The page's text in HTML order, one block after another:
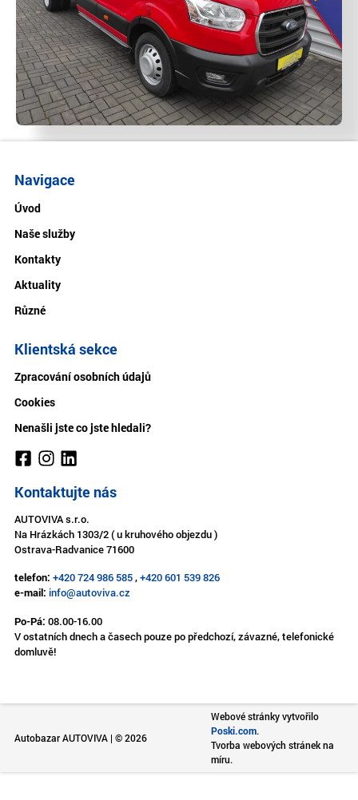
Navigace
Úvod
Naše služby
Kontakty
Aktuality
Různé
Klientská sekce
Zpracování osobních údajů
Cookies
Nenašli jste co jste hledali?
Kontaktujte nás
AUTOVIVA s.r.o.
Na Hrázkách 1303/2 ( u kruhového objezdu )
Ostrava-Radvanice 71600
telefon: +420 724 986 585,+420 601 539 826
e-mail: info@autoviva.cz
Po-Pá: 08.00-16.00
V ostatních dnech a časech pouze po předchozí, závazné, telefonické
domluvě!
Autobazar AUTOVIVA | © 2026
Webové stránky vytvořilo
Poski.com.
Tvorba webových stránek na
míru.